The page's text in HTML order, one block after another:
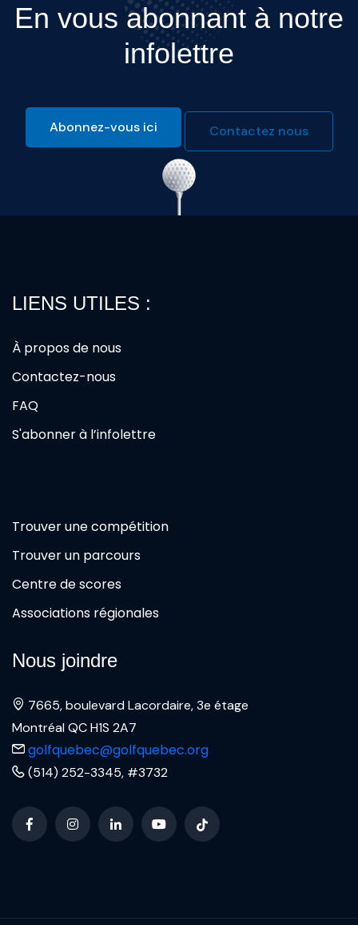
En vous abonnant à notre
infolettre
Abonnez-vous ici Contactez nous
LIENS UTILES :
À propos de nous
Contactez-nous
FAQ
S'abonner à l’infolettre
Trouver une compétition
Trouver un parcours
Centre de scores
Associations régionales
Nous joindre
7665, boulevard Lacordaire, 3e étage
Montréal QC H1S 2A7
golfquebec@golfquebec.org
(514) 252-3345, #3732